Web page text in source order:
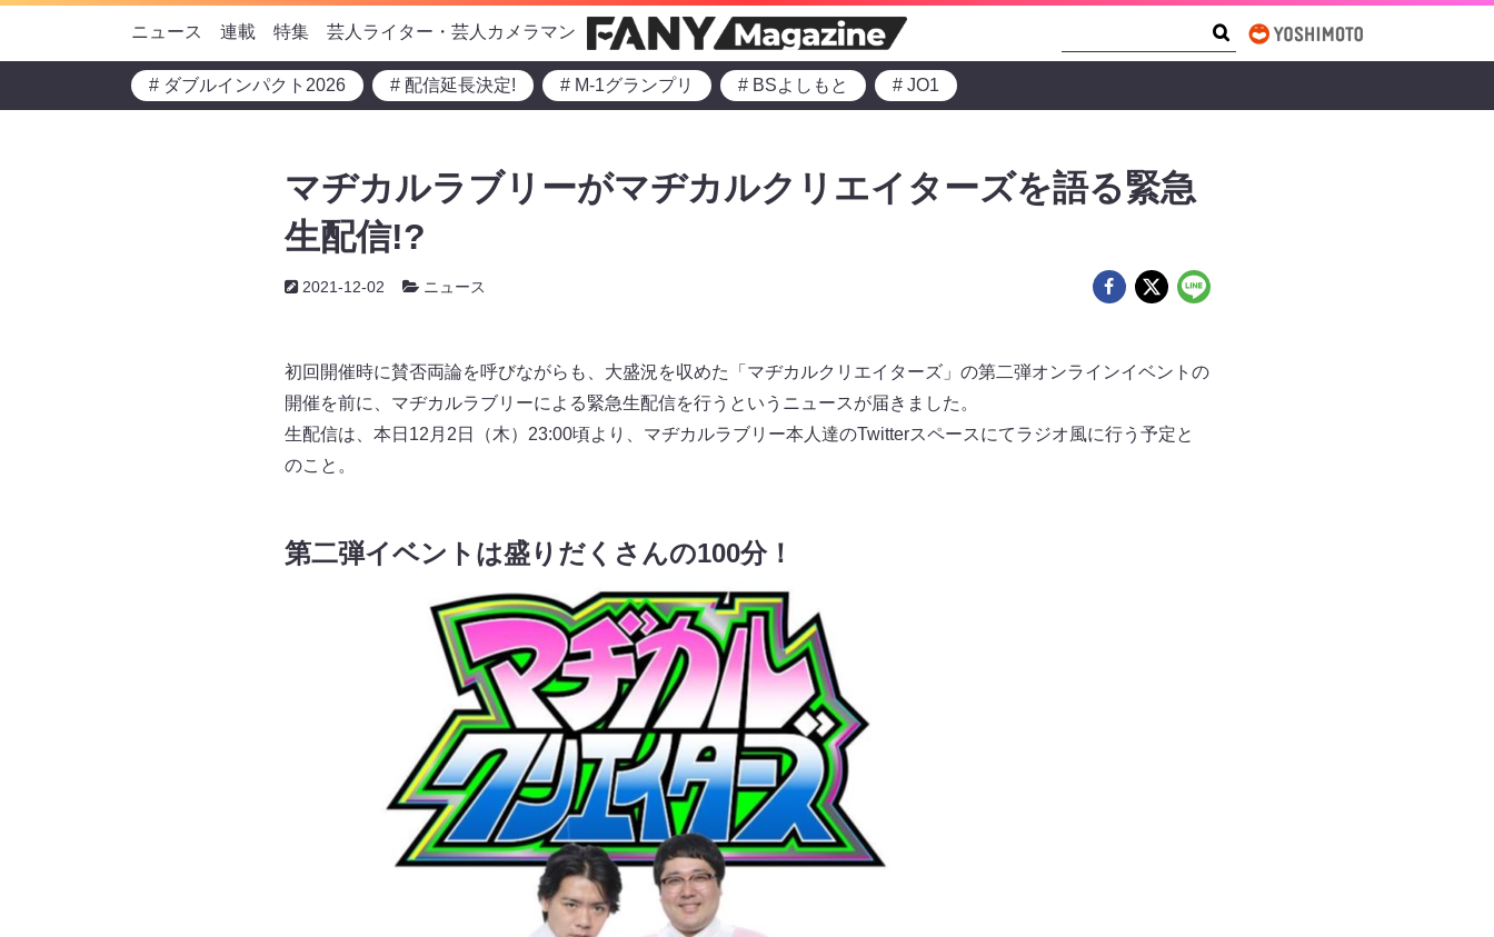
ニュース 連載 特集 芸人ライター・芸人カメラマン
# ダブルインパクト2026 # 配信延長決定! # M-1グランプリ # BSよしもと # JO1
マヂカルラブリーがマヂカルクリエイターズを語る緊急
生配信!?
2021-12-02 ニュース
初回開催時に賛否両論を呼びながらも、大盛況を収めた「マヂカルクリエイターズ」の第二弾オンラインイベントの
開催を前に、マヂカルラブリーによる緊急生配信を行うというニュースが届きました。
生配信は、本日12月2日（木）23:00頃より、マヂカルラブリー本人達のTwitterスペースにてラジオ風に行う予定と
のこと。
第二弾イベントは盛りだくさんの100分！